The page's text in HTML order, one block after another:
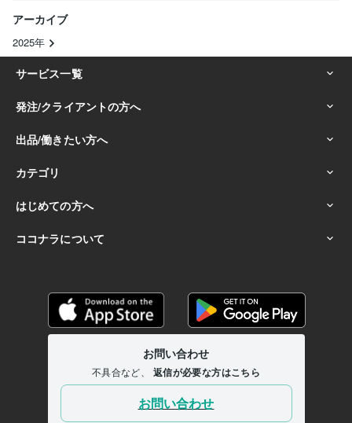
アーカイブ
2025年